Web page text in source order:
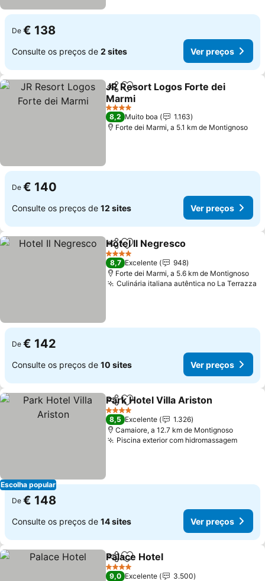
De € 138
Consulte os preços de 2 sites Ver preços
PartilharAdicionar aos favoritos
JR Resort Logos Forte dei
Marmi
Ver preços
4 Estrelas
8,2 Muito boa
1.163
Forte dei Marmi, a 5.1 km de Montignoso
De € 140
Consulte os preços de 12 sites Ver preços
PartilharAdicionar aos favoritos
Hotel Il Negresco
4 Estrelas
8,7 Excelente
948
Forte dei Marmi, a 5.6 km de Montignoso
Culinária italiana autêntica no La Terrazza
De € 142
Consulte os preços de 10 sites Ver preços
Escolha popular
PartilharAdicionar aos favoritos
Park Hotel Villa Ariston
4 Estrelas
8,5 Excelente
1.326
Camaiore, a 12.7 km de Montignoso
Piscina exterior com hidromassagemVer
De € 148
Consulte os preços de 14 sites Ver preços
PartilharAdicionar aos favoritos
Palace Hotel
4 Estrelas
9,0 Excelente
3.500